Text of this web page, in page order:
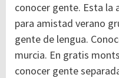
conocer gente. Esta la
para amistad verano
gente de lengua.
murcia. En gratis
conocer gente